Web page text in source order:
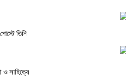
তিনি
ও সাহিত্যে